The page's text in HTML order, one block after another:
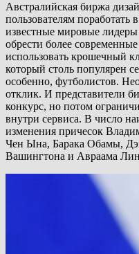
Австралийская биржа
пользователям поработать
известные мировые
обрести более
использовать крошечный
который столь популярен
особенно, футболистов.
отклик. И представители
конкурс, но потом
внутри сервиса. В число
изменения причесок
Чен Ына, Барака Обамы,
Вашингтона и Авраама